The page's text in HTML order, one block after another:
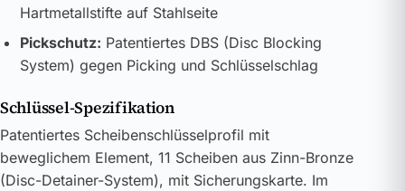
Hartmetallstifte auf Stahlseite
Pickschutz: Patentiertes DBS (Disc Blocking
System) gegen Picking und Schlüsselschlag
Schlüssel-Spezifikation
Patentiertes Scheibenschlüsselprofil mit
beweglichem Element, 11 Scheiben aus Zinn-Bronze
(Disc-Detainer-System), mit Sicherungskarte. Im